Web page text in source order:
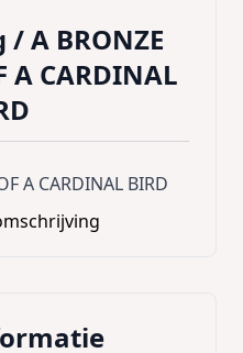
/A BRONZE
A CARDINAL
A CARDINAL BIRD